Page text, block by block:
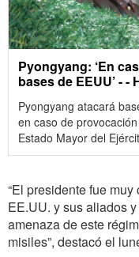
Pyongyang: ‘En
bases de EEUU’ - -
Pyongyang atacará
en caso de
Estado Mayor del
“El presidente fue
EE.UU. y sus aliados
amenaza de este
misiles”, destacó el